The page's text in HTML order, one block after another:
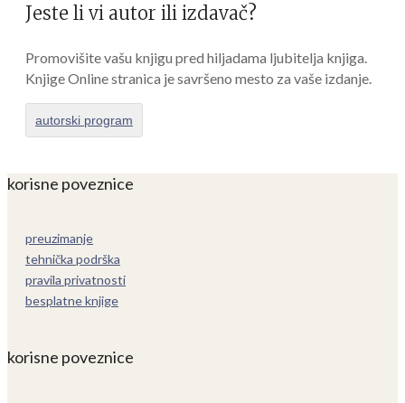
Jeste li vi autor ili izdavač?
Promovišite vašu knjigu pred hiljadama ljubitelja knjiga.
Knjige Online stranica je savršeno mesto za vaše izdanje.
autorski program
korisne poveznice
preuzimanje
tehnička podrška
pravila privatnosti
besplatne knjige
korisne poveznice